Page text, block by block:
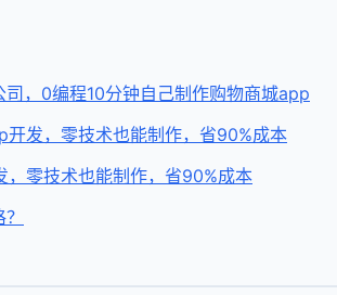
，0编程10分钟自己制作购物商城app
开发，零技术也能制作，省90%成本
，零技术也能制作，省90%成本